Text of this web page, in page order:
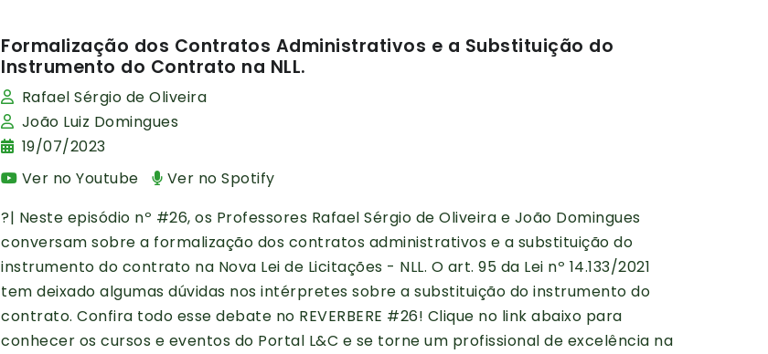
Formalização dos Contratos Administrativos e a Substituição do
Instrumento do Contrato na NLL.
Rafael Sérgio de Oliveira
João Luiz Domingues
19/07/2023
Ver no Youtube
Ver no Spotify
?️| Neste episódio nº #26, os Professores Rafael Sérgio de Oliveira e João Domingues
conversam sobre a formalização dos contratos administrativos e a substituição do
instrumento do contrato na Nova Lei de Licitações - NLL. O art. 95 da Lei nº 14.133/2021
tem deixado algumas dúvidas nos intérpretes sobre a substituição do instrumento do
contrato. Confira todo esse debate no REVERBERE #26! Clique no link abaixo para
conhecer os cursos e eventos do Portal L&C e se torne um profissional de excelência na